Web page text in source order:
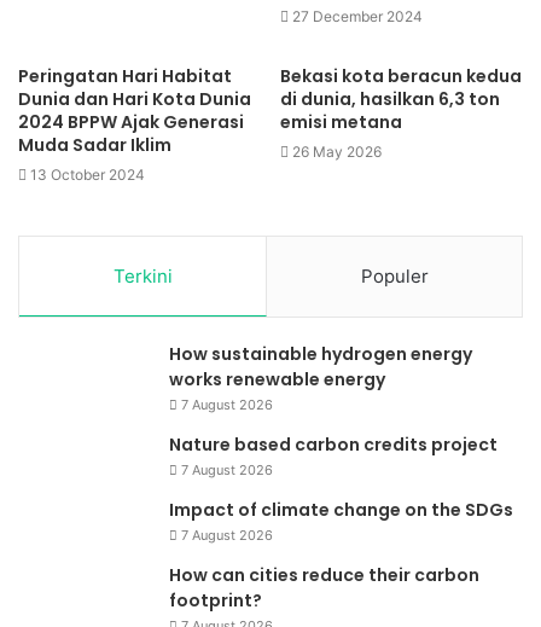
27 December 2024
Peringatan Hari Habitat
Dunia dan Hari Kota Dunia
2024 BPPW Ajak Generasi
Muda Sadar Iklim
13 October 2024
Bekasi kota beracun kedua
di dunia, hasilkan 6,3 ton
emisi metana
26 May 2026
Terkini Populer
How sustainable hydrogen energy
works renewable energy
7 August 2026
Nature based carbon credits project
7 August 2026
Impact of climate change on the SDGs
7 August 2026
How can cities reduce their carbon
footprint?